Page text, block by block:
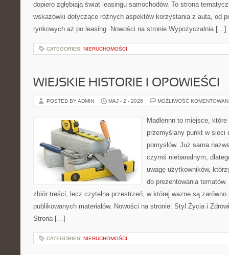
dopiero zgłębiają świat leasingu samochodów. To strona
wskazówki dotyczące różnych aspektów korzystania z auta, od
rynkowych aż po leasing. Nowości na stronie Wypożyczalnia […]
CATEGORIES: NIERUCHOMOŚCI
WIEJSKIE HISTORIE I OPOWIEŚCI
POSTED BY ADMIN MAJ - 2 - 2026 MOŻLIWOŚĆ
Madlennn to miejsce,
przemyślany punkt w sieci
pomysłów. Już sama
czymś niebanalnym,
uwagę użytkowników,
do prezentowania
zbiór treści, lecz czytelna przestrzeń, w której ważne są
publikowanych materiałów. Nowości na stronie: Styl Życia i
Strona […]
CATEGORIES: NIERUCHOMOŚCI